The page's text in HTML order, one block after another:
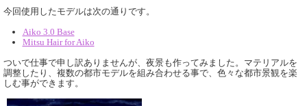
今回使用したモデルは次の通りです。
Aiko 3.0 Base
Mitsu Hair for Aiko
ついで仕事で申し訳ありませんが、夜景も作ってみました。マテリアルを
調整したり、複数の都市モデルを組み合わせる事で、色々な都市景観を楽
しむ事ができます。